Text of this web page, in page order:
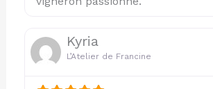
Kyria
L’Atelier de Francine